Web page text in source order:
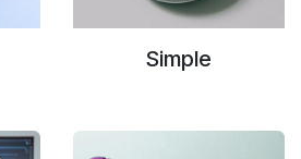
Simple